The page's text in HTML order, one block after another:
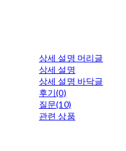
상세 설명 머리글
상세 설명
상세 설명 바닥글
후기(0)
질문(10)
관련 상품